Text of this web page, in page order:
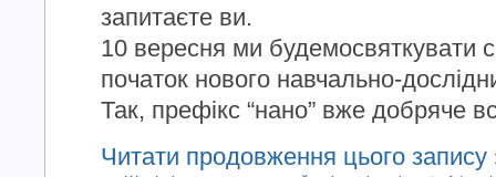
запитаєте ви.
10 вересня ми будемосвяткувати
початок нового навчально-
Так, префікс “нано” вже добряче
Читати продовження цього запису